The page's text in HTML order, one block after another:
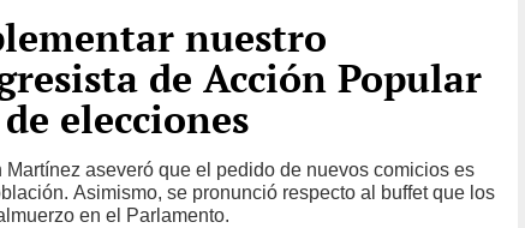
nuestro
de Acción Popular
elecciones
aseveró que el pedido de nuevos comicios es
Asimismo, se pronunció respecto al buffet que los
en el Parlamento.